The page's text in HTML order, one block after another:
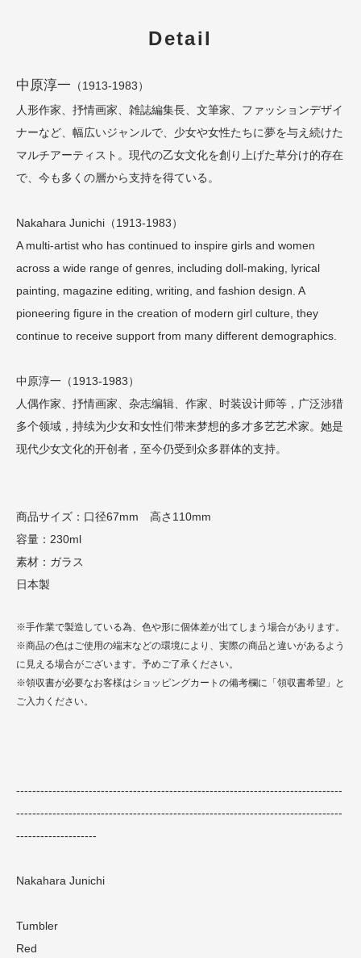
Detail
中原淳一 （1913-1983）
人形作家、抒情画家、雑誌編集長、文筆家、ファッションデザイ
ナーなど、幅広いジャンルで、少女や女性たちに夢を与え続けた
マルチアーティスト。現代の乙女文化を創り上げた草分け的存在
で、今も多くの層から支持を得ている。
Nakahara Junichi（1913-1983）
A multi-artist who has continued to inspire girls and women
across a wide range of genres, including doll-making, lyrical
painting, magazine editing, writing, and fashion design. A
pioneering figure in the creation of modern girl culture, they
continue to receive support from many different demographics.
中原淳一（1913-1983）
人偶作家、抒情画家、杂志编辑、作家、时装设计师等，广泛涉猎
多个领域，持续为少女和女性们带来梦想的多才多艺艺术家。她是
现代少女文化的开创者，至今仍受到众多群体的支持。
商品サイズ：口径67mm 高さ110mm
容量：230ml
素材：ガラス
日本製
※手作業で製造している為、色や形に個体差が出てしまう場合があります。
※商品の色はご使用の端末などの環境により、実際の商品と違いがあるよう
に見える場合がございます。予めご了承ください。
※領収書が必要なお客様はショッピングカートの備考欄に「領収書希望」と
ご入力ください。
---------------------------------------------------------------------------------
---------------------------------------------------------------------------------
--------------------
Nakahara Junichi
Tumbler
Red